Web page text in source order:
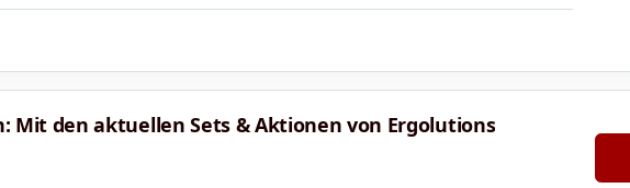
Mit den aktuellen Sets & Aktionen von Ergolutions